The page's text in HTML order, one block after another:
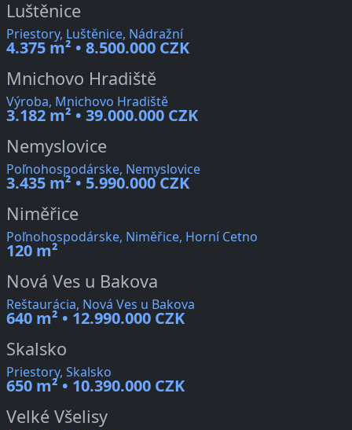
Luštěnice
Priestory, Luštěnice, Nádražní
4.375 m² • 8.500.000 CZK
Mnichovo Hradiště
Výroba, Mnichovo Hradiště
3.182 m² • 39.000.000 CZK
Nemyslovice
Poľnohospodárske, Nemyslovice
3.435 m² • 5.990.000 CZK
Niměřice
Poľnohospodárske, Niměřice, Horní Cetno
120 m²
Nová Ves u Bakova
Reštaurácia, Nová Ves u Bakova
640 m² • 12.990.000 CZK
Skalsko
Priestory, Skalsko
650 m² • 10.390.000 CZK
Velké Všelisy